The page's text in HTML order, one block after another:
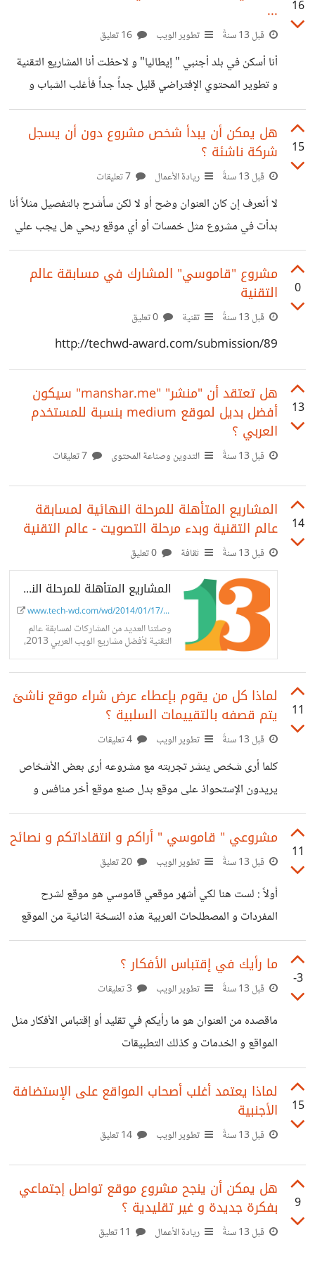
تفعل الأن و ما أفعالك في المستقبل و اكتب مشكلتك لا ربما نلقى
لها حل
16
...
قبل 13 سنةً تطوير الويب
أنا أسكن في بلد أجنبي " إيطاليا" و لاحظت أنا المشاريع التقنية
و تطوير المحتوي الإفتراضي قليل جداً جداً فأغلب الشباب و
المراهقين يهتمون فقط باللعب و الخروج مع أصحابهم الخخ... و
من اسئله شيئاً على الويب لا يعرف غير الفيسبوك و اليوتوب
15
هل يمكن أن يبدأ شخص مشروع دون أن يسجل
شركة ناشئة ؟
قبل 13 سنةً ريادة الأعمال
لا أئعرف إن كان العنوان وضح أو لا لكن سأشرح بالتفصيل مثلاً أنا
بدأت في مشروع مثل خمسات أو أي موقع ربحي هل يجب علي
أولاً تسجيل شركة ؟ أم ماذا ؟
0
مشروع "قاموسي" المشارك في مسابقة عالم
التقنية
قبل 13 سنةً تقنية
http://techwd-award.com/submission/89
13
هل تعتقد أن "منشر" "manshar.me" سيكون
أفضل بديل لموقع medium بنسبة للمستخدم
العربي ؟
قبل 13 سنةً التدوين وصناعة المحتوى
14
المشاريع المتأهلة للمرحلة النهائية لمسابقة
عالم التقنية وبدء مرحلة التصويت - عالم التقنية
قبل 13 سنةً ثقافة
المشاريع المتأهلة للمرحلة النهائية لمسابقة عالم التقنية وبدء مرحلة التصويت - عالم التقنية
www.tech-wd.com/wd/2014/01/17/%D...
وصلتنا العديد من المشاركات لمسابقة عالم
التقنية لأفضل مشاريع الويب العربي 2013،
لكن كثير من هذه المشاركات لم تتوافق مع
11
لماذا كل من يقوم بإعطاء عرض شراء موقع ناشئ
يتم قصفه بالتقييمات السلبية ؟
قبل 13 سنةً تطوير الويب
كلما أرى شخص ينشر تجربته مع مشروعه أرى بعض الأشخاص
يريدون الإستحواذ على موقع بدل صنع موقع أخر منافس و
مقلد... يتم اعطائه تقييمات سلبية هل هذه فكرة سيئة ؟ أو نية
سيئة ؟ موضوع مفتوح للنقاش
11
مشروعي " قاموسي " أراكم و انتقاداتكم و نصائح
قبل 13 سنةً تطوير الويب
أولاً : لست هنا لكي أشهر موقعي قاموسي هو موقع لشرح
المفردات و المصطلحات العربية هذه النسخة الثانية من الموقع
الأولى كنت فاشلة من كل الجوانب التحديثات التي أريد أن
اعمالها في المستقبل القريب : جعل الموقع بنظام أعضاء و نظام
إستفتاء على الكلمات وإضافة أقسام جديدة لعدة لغات وترجمة
الموقع أكثر تفاعلي و بناء نظام نقاط للأعضاء أريد انتقاداتكم و
نصائحكم و ارائكم و أي أخطاء قمت
-3
ما رأيك في إقتباس الأفكار ؟
قبل 13 سنةً تطوير الويب
ماقصده من العنوان هو ما رأيكم في تقليد أو إقتباس الأفكار مثل
المواقع و الخدمات و كذلك التطبيقات
15
لماذا يعتمد أغلب أصحاب المواقع على الإستضافة
الأجنبية
قبل 13 سنةً تطوير الويب
9
هل يمكن أن ينجح مشروع موقع تواصل إجتماعي
بفكرة جديدة و غير تقليدية ؟
قبل 13 سنةً ريادة الأعمال